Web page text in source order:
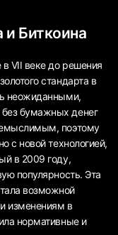
Биткоина
VII веке до решения
стандарта в
неожиданными,
бумажных денег
поэтому
с новой технологией,
в 2009 году,
популярность. Эта
возможной
изменениям в
нормативные и